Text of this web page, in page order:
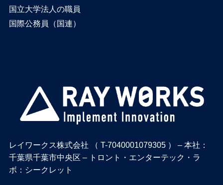
国立大学法人の職員
国際公務員（国連）
レイワークス株式会社 （ T-7040001079305 ） – 本社：
千葉県千葉市中央区 – トロント・エンターテック・ラ
ボ：シークレット